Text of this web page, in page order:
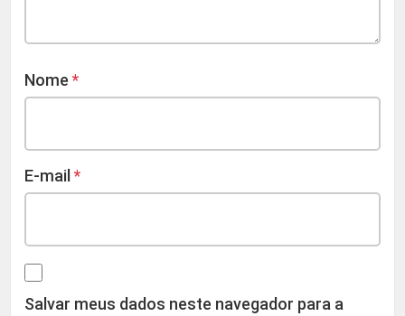
Nome *
E-mail *
Salvar meus dados neste navegador para a